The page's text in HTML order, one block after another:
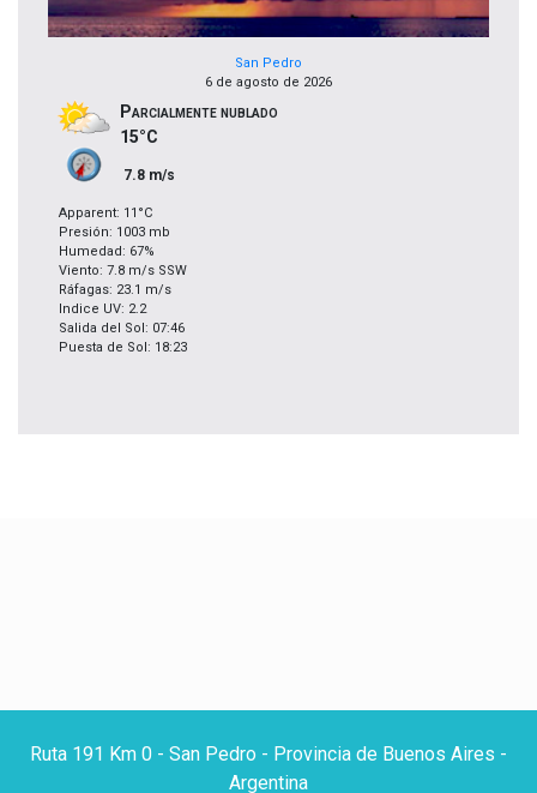
San Pedro
6 de agosto de 2026
Parcialmente nublado
15°C
7.8 m/s
Apparent: 11°C
Presión: 1003 mb
Humedad: 67%
Viento: 7.8 m/s SSW
Ráfagas: 23.1 m/s
Indice UV: 2.2
Salida del Sol: 07:46
Puesta de Sol: 18:23
Ruta 191 Km 0 - San Pedro - Provincia de Buenos Aires -
Argentina